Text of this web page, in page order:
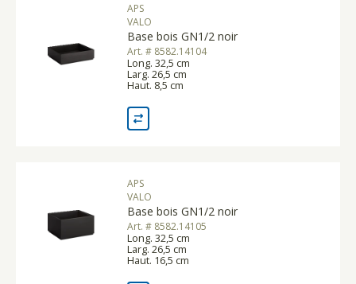
APS
VALO
Base bois GN1/2 noir
Art. # 8582.14104
Long. 32,5 cm
Larg. 26,5 cm
Haut. 8,5 cm
APS
VALO
Base bois GN1/2 noir
Art. # 8582.14105
Long. 32,5 cm
Larg. 26,5 cm
Haut. 16,5 cm